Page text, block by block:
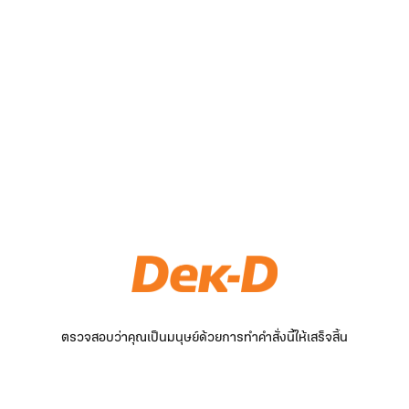
ตรวจสอบว่าคุณเป็นมนุษย์ด้วยการทำคำสั่งนี้ให้เสร็จสิ้น